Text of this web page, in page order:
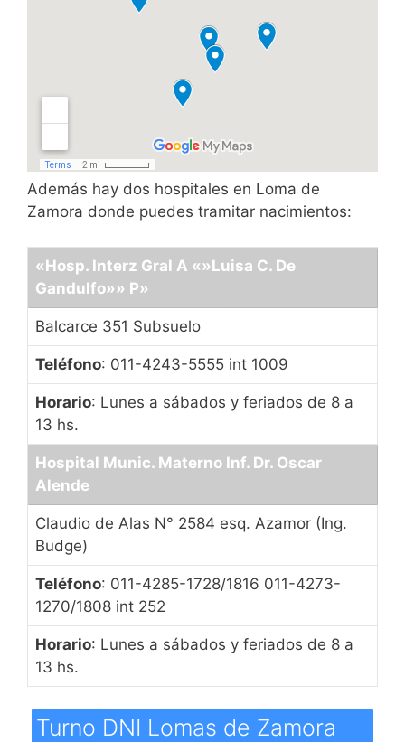
Además hay dos hospitales en Loma de
Zamora donde puedes tramitar nacimientos:
«Hosp. Interz Gral A «»Luisa C. De
Gandulfo»» P»
Balcarce 351 Subsuelo
Teléfono: 011-4243-5555 int 1009
Horario: Lunes a sábados y feriados de 8 a
13 hs.
Hospital Munic. Materno Inf. Dr. Oscar
Alende
Claudio de Alas N° 2584 esq. Azamor (Ing.
Budge)
Teléfono: 011-4285-1728/1816 011-4273-
1270/1808 int 252
Horario: Lunes a sábados y feriados de 8 a
13 hs.
Turno DNI Lomas de Zamora